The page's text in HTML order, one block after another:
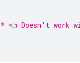
👈 Doesn't work